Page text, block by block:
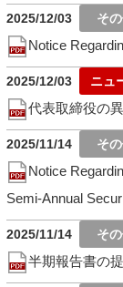
2025/12/03
Notice
2025/12/03
代表取締役の
2025/11/14
Notice
Semi-Annual
2025/11/14
半期報告書の